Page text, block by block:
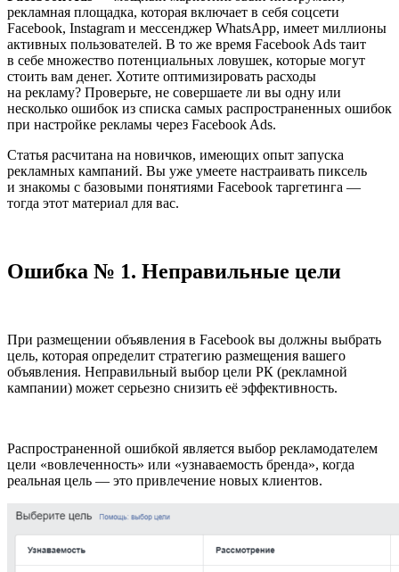
рекламная площадка, которая включает в себя соцсети
Facebook, Instagram и мессенджер WhatsApp, имеет миллионы
активных пользователей. В то же время Facebook Ads таит
в себе множество потенциальных ловушек, которые могут
стоить вам денег. Хотите оптимизировать расходы
на рекламу? Проверьте, не совершаете ли вы одну или
несколько ошибок из списка самых распространенных ошибок
при настройке рекламы через Facebook Ads.
Статья расчитана на новичков, имеющих опыт запуска
рекламных кампаний. Вы уже умеете настраивать пиксель
и знакомы с базовыми понятиями Facebook таргетинга —
тогда этот материал для вас.
Ошибка № 1. Неправильные цели
При размещении объявления в Facebook вы должны выбрать
цель, которая определит стратегию размещения вашего
объявления. Неправильный выбор цели РК (рекламной
кампании) может серьезно снизить её эффективность.
Распространенной ошибкой является выбор рекламодателем
цели «вовлеченность» или «узнаваемость бренда», когда
реальная цель — это привлечение новых клиентов.